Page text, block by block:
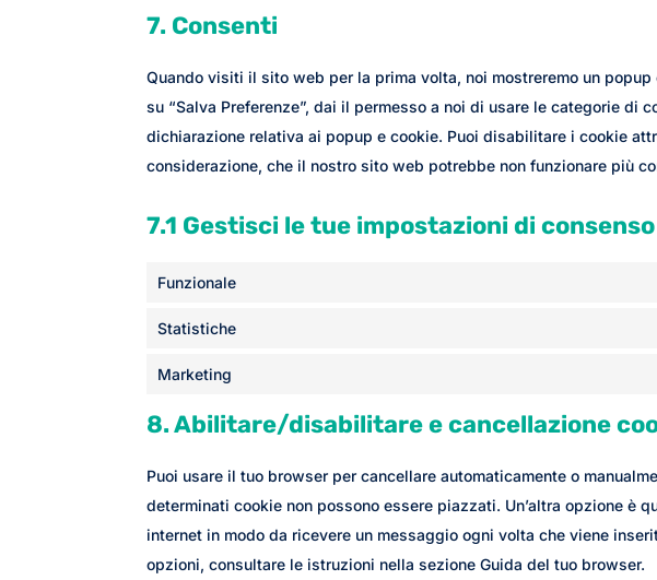
7. Consenti
Quando visiti il sito web per la prima volta, noi mostreremo un
su “Salva Preferenze”, dai il permesso a noi di usare le categorie di
dichiarazione relativa ai popup e cookie. Puoi disabilitare i cookie
considerazione, che il nostro sito web potrebbe non funzionare più
7.1 Gestisci le tue impostazioni di consenso
Funzionale
Statistiche
Marketing
8. Abilitare/disabilitare e cancellazione
Puoi usare il tuo browser per cancellare automaticamente o
determinati cookie non possono essere piazzati. Un’altra opzione è
internet in modo da ricevere un messaggio ogni volta che viene
opzioni, consultare le istruzioni nella sezione Guida del tuo browser.